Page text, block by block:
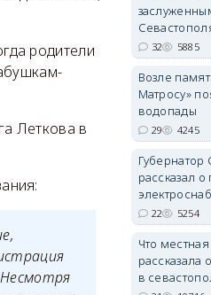
родители
Леткова в
Несмотря
32 5885
Возле
Матросу»
водопады
29 4245
Губернатор
рассказал
22 5254
Что
рассказала
в